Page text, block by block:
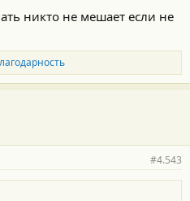
никто не мешает если не
#4.543